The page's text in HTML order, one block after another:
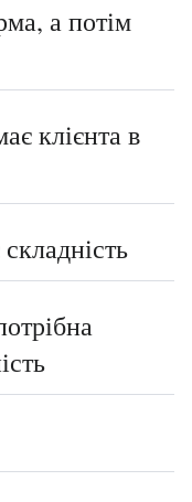
а потім
клієнта в